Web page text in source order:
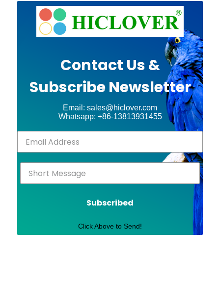
Contact Us &
Subscribe Newsletter
Email: sales@hiclover.com
Whatsapp: +86-13813931455
Subscribed
Click Above to Send!